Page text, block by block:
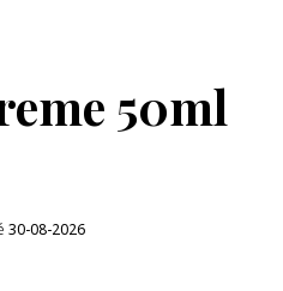
50ml
30-08-2026